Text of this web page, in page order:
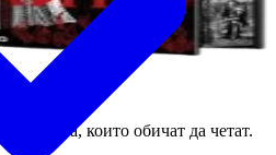
за хора, които обичат да четат.